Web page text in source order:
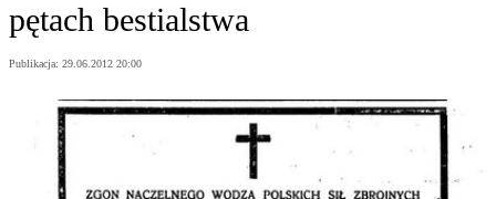
pętach bestialstwa
Publikacja: 29.06.2012 20:00